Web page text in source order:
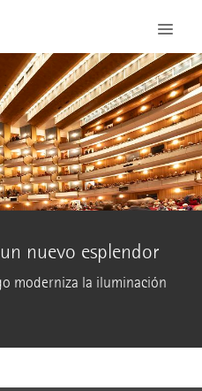
nuevo esplendor
moderniza la iluminación